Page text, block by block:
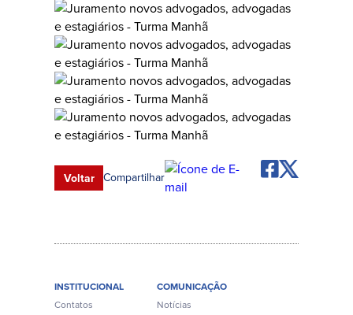
Voltar Compartilhar
INSTITUCIONAL
Contatos
COMUNICAÇÃO
Notícias